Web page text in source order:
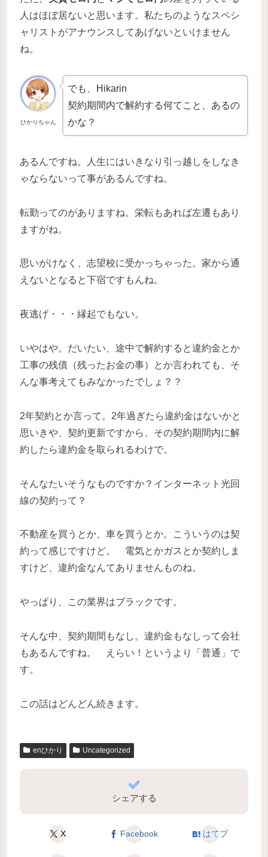
人はほぼ居ないと思います。私たちのようなスペシ
ャリストがアナウンスしてあげないといけません
ね。
ひかりちゃん
でも、Hikarin
契約期間内で解約する何てこと、あるの
かな？
あるんですね。人生にはいきなり引っ越しをしなき
ゃならないって事があるんですね。
転勤ってのがありますね。栄転もあれば左遷もあり
ますがね。
思いがけなく、志望校に受かっちゃった。家から通
えないとなると下宿ですもんね。
夜逃げ・・・縁起でもない。
いやはや。だいたい、途中で解約すると違約金とか
工事の残債（残ったお金の事）とか言われても、そ
んな事考えてもみなかったでしょ？？
2年契約とか言って。2年過ぎたら違約金はないかと
思いきや、契約更新ですから、その契約期間内に解
約したら違約金を取られるわけで。
そんなたいそうなものですか？インターネット光回
線の契約って？
不動産を買うとか、車を買うとか。こういうのは契
約って感じですけど。 電気とかガスとか契約しま
すけど、違約金なんてありませんものね。
やっぱり、この業界はブラックです。
そんな中、契約期間もなし。違約金もなしって会社
もあるんですね。 えらい！というより「普通」で
す。
この話はどんどん続きます。
enひかり Uncategorized
シェアする
X Facebook はてブ